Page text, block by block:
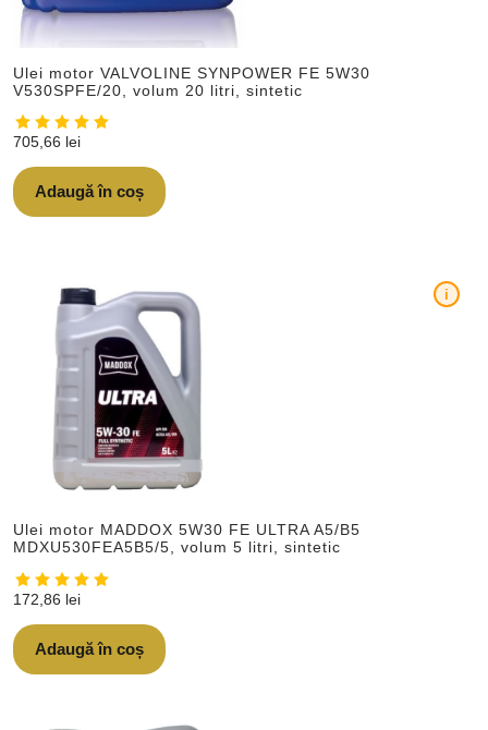
Ulei motor VALVOLINE SYNPOWER FE 5W30
V530SPFE/20, volum 20 litri, sintetic
705,66 lei
Adaugă în coș
Ulei motor MADDOX 5W30 FE ULTRA A5/B5
MDXU530FEA5B5/5, volum 5 litri, sintetic
i
172,86 lei
Adaugă în coș